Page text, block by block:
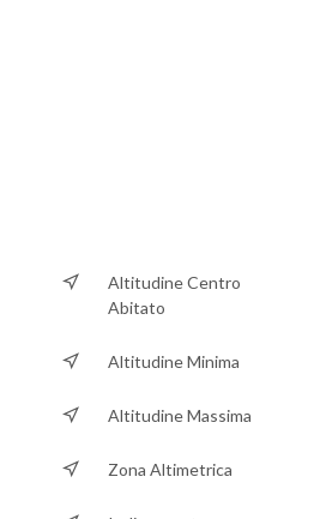
Altitudine Centro
Abitato
Altitudine Minima
Altitudine Massima
Zona Altimetrica